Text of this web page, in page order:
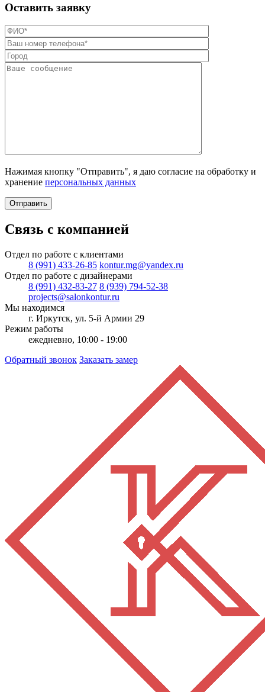
Оставить заявку
Нажимая кнопку "Отправить", я даю согласие на обработку и
хранение персональных данных
Отправить
Связь с компанией
Отдел по работе с клиентами
8 (991) 433-26-85 kontur.mg@yandex.ru
Отдел по работе с дизайнерами
8 (991) 432-83-27 8 (939) 794-52-38
projects@salonkontur.ru
Мы находимся
г. Иркутск, ул. 5-й Армии 29
Режим работы
ежедневно, 10:00 - 19:00
Обратный звонок Заказать замер